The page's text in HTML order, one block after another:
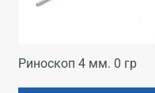
Риноскоп 4 мм. 0 гр